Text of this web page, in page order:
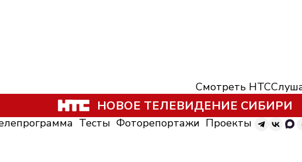
Смотреть НТС
НОВОЕ ТЕЛЕВИДЕНИЕ СИБИРИ
Тесты Фоторепортажи Проекты